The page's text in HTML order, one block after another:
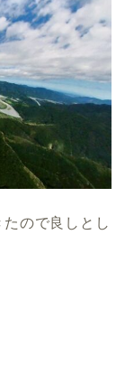
ので良しとし